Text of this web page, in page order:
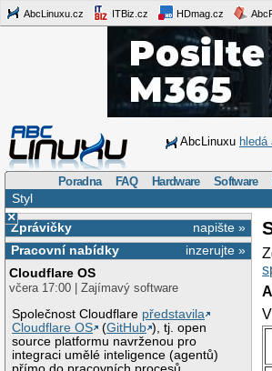
AbcLinuxu.cz ITBiz.cz HDmag.cz
AbcLinuxu hledá
Poradna FAQ Hardware Software
Styl
×
napište »
Zprávičky
inzerujte »
Pracovní nabídky
Cloudflare OS
včera 17:00 | Zajímavý software
Společnost Cloudflare představila
Cloudflare OS
(GitHub ), tj. open
source platformu navrženou pro
integraci umělé inteligence (agentů)